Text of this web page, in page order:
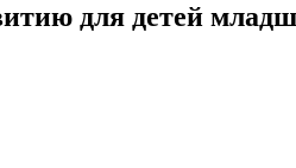
для детей